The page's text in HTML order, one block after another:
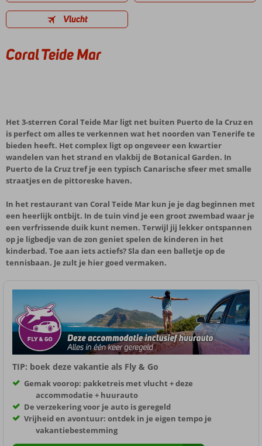
Vlucht
Coral Teide Mar
Het 3-sterren Coral Teide Mar ligt net buiten Puerto de la Cruz en
is perfect om alles te verkennen wat het noorden van Tenerife te
bieden heeft. Het complex ligt op ongeveer een kwartier
wandelen van het strand en vlakbij de Botanical Garden. In
Puerto de la Cruz tref je een typisch Canarische sfeer met smalle
straatjes en de pittoreske haven.
In het restaurant van Coral Teide Mar kun je je dag beginnen met
een heerlijk ontbijt. In de tuin vind je een groot zwembad waar je
een verfrissende duik kunt nemen. Terwijl jij lekker ontspannen
op je ligbedje van de zon geniet spelen de kinderen in het
kinderbad. Toe aan iets actiefs? Sla dan een balletje op de
tennisbaan. Je zult je hier goed vermaken.
TIP: boek deze vakantie als Fly & Go
Gemak voorop: pakketreis met vlucht + deze
accommodatie + huurauto
De verzekering voor je auto is geregeld
Vrijheid en avontuur: ontdek in je eigen tempo je
vakantiebestemming